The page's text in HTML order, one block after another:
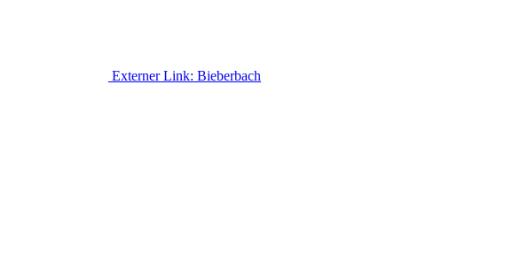
Externer Link: Bieberbach